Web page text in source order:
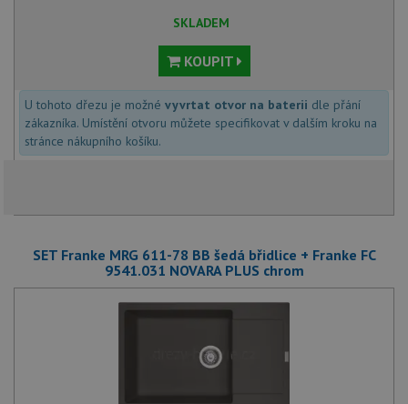
SKLADEM
KOUPIT
U tohoto dřezu je možné vyvrtat otvor na baterii dle přání
zákazníka. Umístění otvoru můžete specifikovat v dalším kroku na
stránce nákupního košíku.
SET Franke MRG 611-78 BB šedá břidlice + Franke FC
9541.031 NOVARA PLUS chrom